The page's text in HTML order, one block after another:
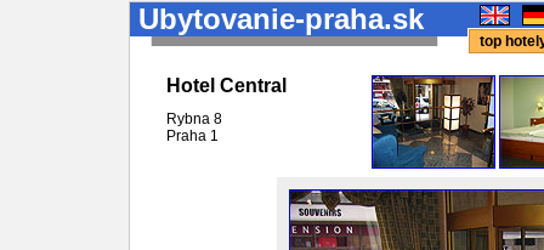
Ubytovanie-praha.sk
top
Hotel Central
Rybna 8
Praha 1